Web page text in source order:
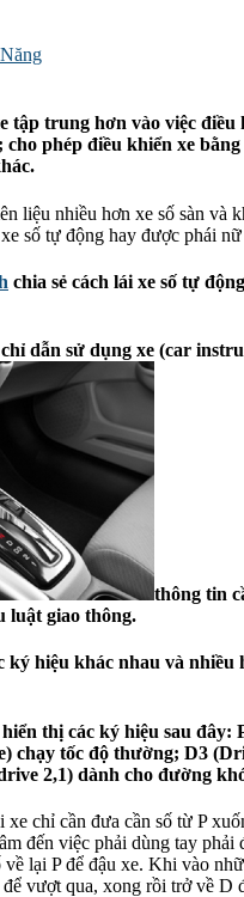
tập trung hơn vào việc
cho phép điều khiển xe
liệu nhiều hơn xe số sàn
số tự động hay được phái
chia sẻ cách lái xe số tự
dẫn sử dụng xe (car
thông tin
luật giao thông.
ký hiệu khác nhau và
thị các ký hiệu sau đây:
tốc độ thường; D3
2,1) dành cho đường
chỉ cần đưa cần số từ P
đến việc phải dùng tay phải
lại P để đậu xe. Khi vào
vượt qua, xong rồi trở về D